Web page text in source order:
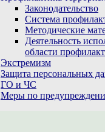
Законодательство
Система
Методические
Деятельность
области
Экстремизм
Защита персональных
ГО и ЧС
Меры по